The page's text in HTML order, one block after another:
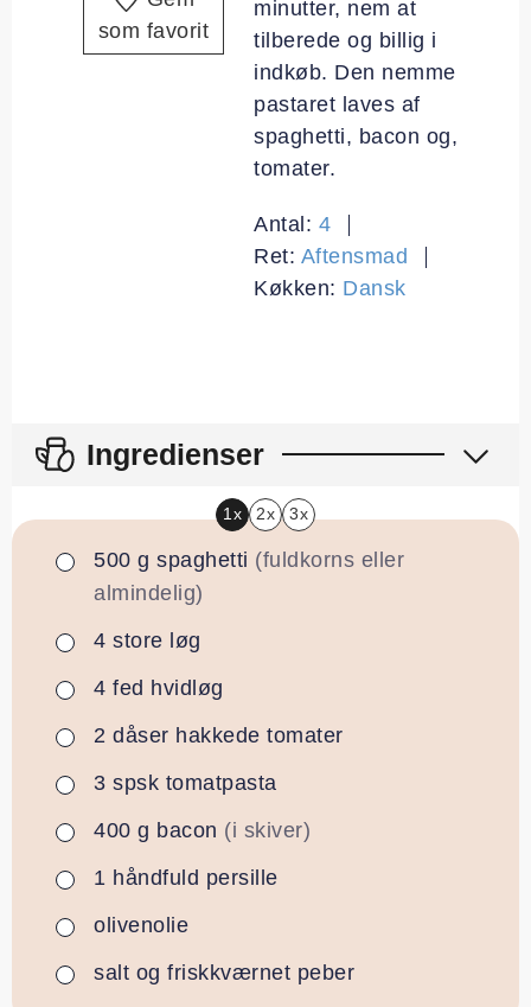
som favorit
minutter, nem at
tilberede og billig i
indkøb. Den nemme
pastaret laves af
spaghetti, bacon og,
tomater.
Antal: 4
Ret: Aftensmad
Køkken: Dansk
Ingredienser
1x 2x 3x
▢
500 g spaghetti (fuldkorns eller
almindelig)
▢
4 store løg
▢
4 fed hvidløg
▢
2 dåser hakkede tomater
▢
3 spsk tomatpasta
▢
400 g bacon (i skiver)
▢
1 håndfuld persille
▢
olivenolie
▢
salt og friskkværnet peber